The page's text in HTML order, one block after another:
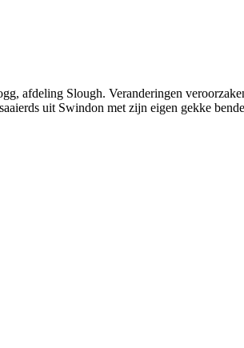
afdeling Slough. Veranderingen
uit Swindon met zijn eigen gekke